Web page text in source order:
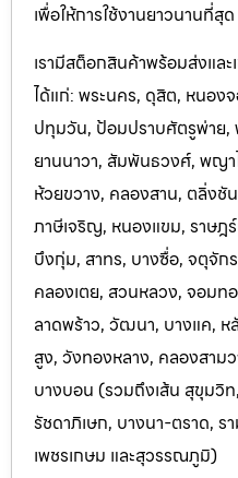
เพื่อให้การใช้งานยาวนานที่สุด
เรามีสต็อกสินค้าพร้อมส่งแล
ได้แก่: พระนคร, ดุสิต, หนอง
ปทุมวัน, ป้อมปราบศัตรูพ่าย,
ยานนาวา, สัมพันธวงศ์, พญ
ห้วยขวาง, คลองสาน, ตลิ่งชั
ภาษีเจริญ, หนองแขม, ราษ
บึงกุ่ม, สาทร, บางซื่อ, จตุจัก
คลองเตย, สวนหลวง, จอมท
ลาดพร้าว, วัฒนา, บางแค, ห
สูง, วังทองหลาง, คลองสา
บางบอน (รวมถึงเส้น สุขุมวิท
รัชดาภิเษก, บางนา-ตราด, ร
เพชรเกษม และสุวรรณภูมิ)